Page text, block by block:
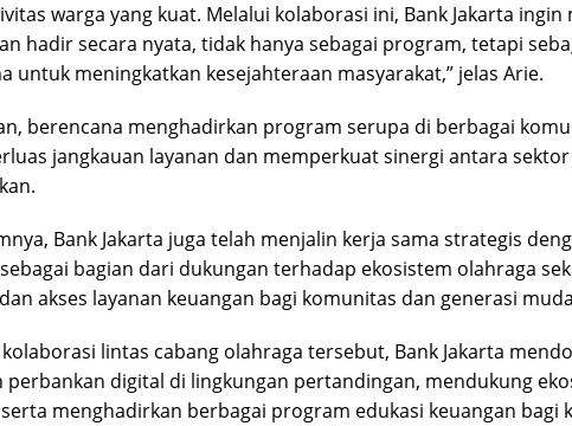
warga yang kuat. Melalui kolaborasi ini, Bank Jakarta
hadir secara nyata, tidak hanya sebagai program, tetapi
untuk meningkatkan kesejahteraan masyarakat,” jelas Arie.
berencana menghadirkan program serupa di berbagai
jangkauan layanan dan memperkuat sinergi antara
Bank Jakarta juga telah menjalin kerja sama strategis
sebagai bagian dari dukungan terhadap ekosistem olahraga
akses layanan keuangan bagi komunitas dan generasi
lintas cabang olahraga tersebut, Bank Jakarta
perbankan digital di lingkungan pertandingan, mendukung
menghadirkan berbagai program edukasi keuangan bagi